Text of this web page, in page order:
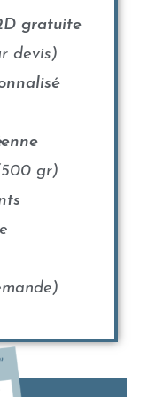
gratuite
devis)
gr)